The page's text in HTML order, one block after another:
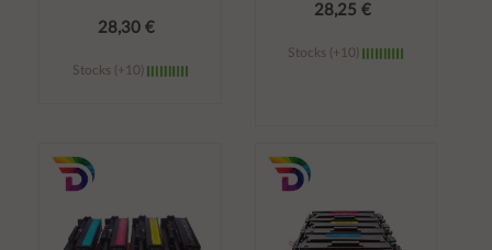
28,30 €
Stocks (+10)
28,25 €
Stocks (+10)